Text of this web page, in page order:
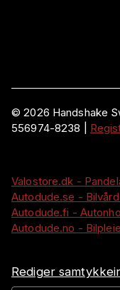
©2026 Handshake
556974-8238
Valostore.dk -
Autodude.se -
Autodude.fi -
Autodude.no -
Rediger